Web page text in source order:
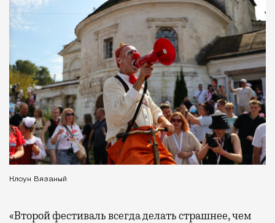
Клоун Вязаный
«Второй фестиваль всегда делать страшнее, чем